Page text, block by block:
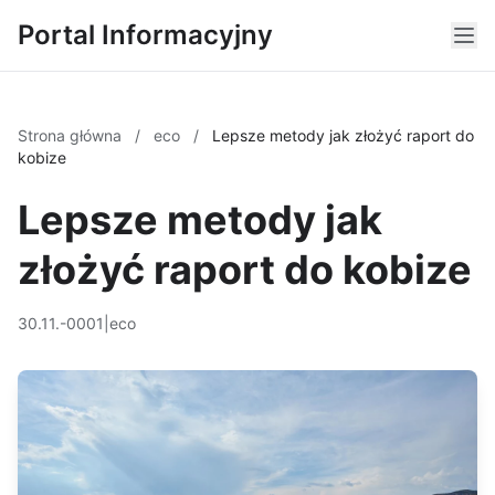
Portal Informacyjny
Strona główna / eco /
Lepsze metody jak złożyć raport do
kobize
Lepsze metody jak
złożyć raport do kobize
30.11.-0001 eco